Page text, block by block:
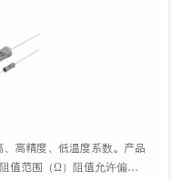
高精度、低温度系数。产品
值范围（Ω）阻值允许偏差